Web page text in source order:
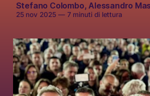
Stefano Colombo,Alessandro
25 nov 2025 —7 minuti di lettura